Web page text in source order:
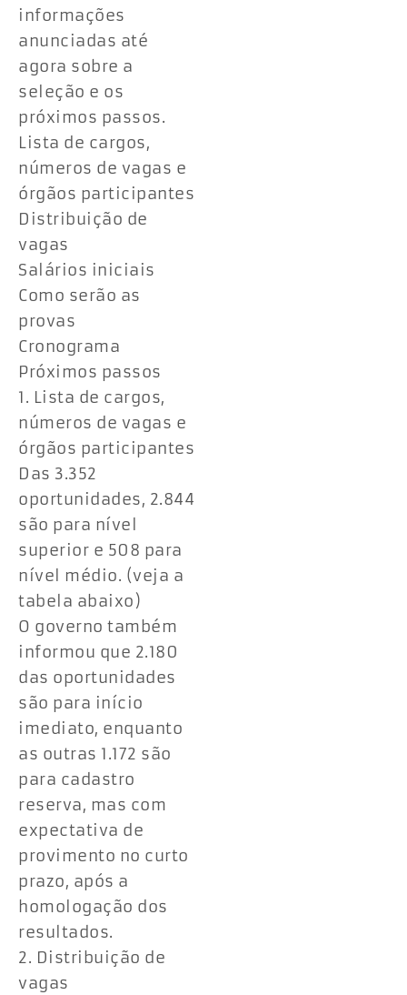
informações
anunciadas até
agora sobre a
seleção e os
próximos passos.
Lista de cargos,
números de vagas e
órgãos participantes
Distribuição de
vagas
Salários iniciais
Como serão as
provas
Cronograma
Próximos passos
1. Lista de cargos,
números de vagas e
órgãos participantes
Das 3.352
oportunidades, 2.844
são para nível
superior e 508 para
nível médio. (veja a
tabela abaixo)
O governo também
informou que 2.180
das oportunidades
são para início
imediato, enquanto
as outras 1.172 são
para cadastro
reserva, mas com
expectativa de
provimento no curto
prazo, após a
homologação dos
resultados​.
2. Distribuição de
vagas